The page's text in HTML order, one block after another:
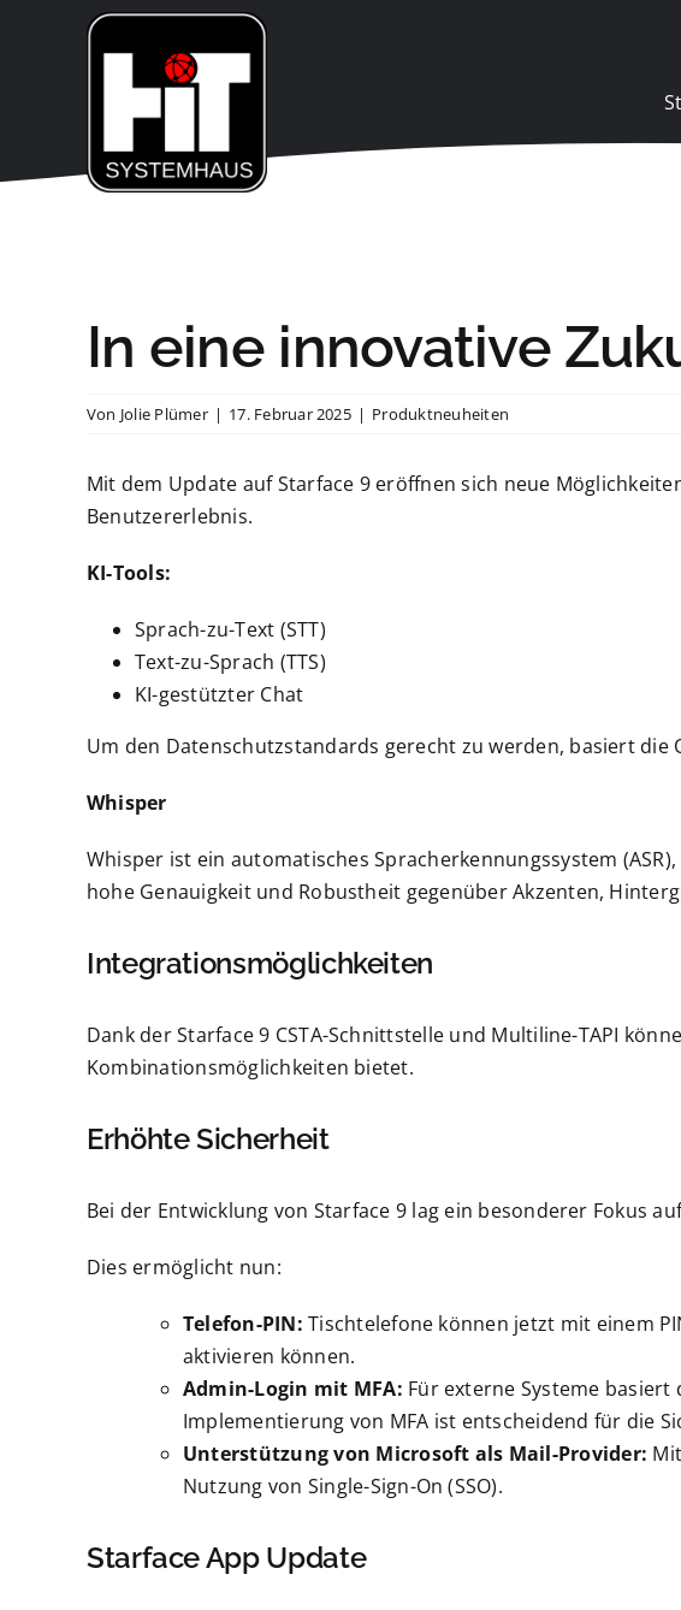
In eine innovative
Von Jolie Plümer | 17. Februar 2025 | Produktneuheiten
Mit dem Update auf Starface 9 eröffnen sich neue
Benutzererlebnis.
KI-Tools:
Sprach-zu-Text (STT)
Text-zu-Sprach (TTS)
KI-gestützter Chat
Um den Datenschutzstandards gerecht zu werden, basiert die
Whisper
Whisper ist ein automatisches Spracherkennungssystem
hohe Genauigkeit und Robustheit gegenüber Akzenten,
Integrationsmöglichkeiten
Dank der Starface 9 CSTA-Schnittstelle und Multiline-TAPI
Kombinationsmöglichkeiten bietet.
Erhöhte Sicherheit
Bei der Entwicklung von Starface 9 lag ein besonderer Fokus
Dies ermöglicht nun:
Telefon-PIN: Tischtelefone können jetzt mit einem
aktivieren können.
Admin-Login mit MFA: Für externe Systeme
Implementierung von MFA ist entscheidend für die
Unterstützung von Microsoft als Mail-Provider:
Nutzung von Single-Sign-On (SSO).
Starface App Update